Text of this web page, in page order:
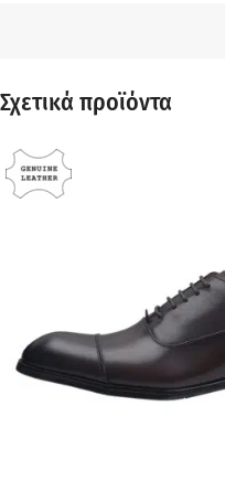
Σχετικά προϊόντα